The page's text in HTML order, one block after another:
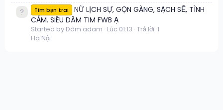
Tìm bạn trai
NỮ LỊCH SỰ, GỌN GÀNG, SẠCH SẼ, TÌNH
CẢM. SIÊU DÂM TIM FWB Ạ
Started by Dâm adam Lúc 01:13 Trả lời: 1
Hà Nội